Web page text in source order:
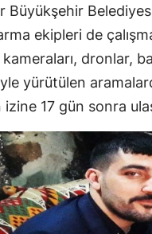
Büyükşehir
ekipleri de
kameraları, dronlar,
yürütülen
17 gün sonra